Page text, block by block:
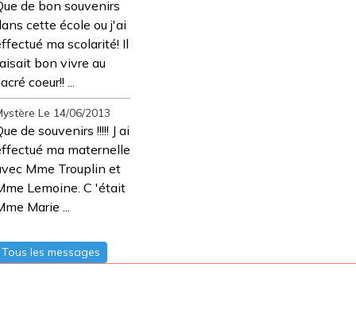
de bon souvenirs
cette école ou j'ai
ma scolarité! Il
bon vivre au
coeur!! ...
Le 14/06/2013
de souvenirs !!!!! J ai
ma maternelle
Mme Trouplin et
Lemoine. C 'était
Marie ...
Tous les messages